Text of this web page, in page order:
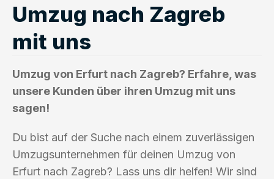
Umzug nach Zagreb
mit uns
Umzug von Erfurt nach Zagreb? Erfahre, was
unsere Kunden über ihren Umzug mit uns
sagen!
Du bist auf der Suche nach einem zuverlässigen
Umzugsunternehmen für deinen Umzug von
Erfurt nach Zagreb? Lass uns dir helfen! Wir sind